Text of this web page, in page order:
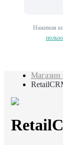
Нажимая
Магазин